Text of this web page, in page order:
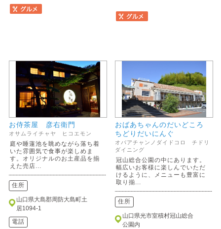
お侍茶屋 彦右衛門
オサムライチャヤ ヒコエモン
庭や睡蓮池を眺めながら落ち着
いた雰囲気で食事が楽しめま
す。オリジナルのお土産品を揃
えた売店...
住所
山口県大島郡周防大島町土
居1094-1
電話
おばあちゃんのだいどころ
ちどりだいにんぐ
オバアチャンノダイドコロ チドリ
ダイニング
冠山総合公園の中にあります。
幅広いお客様に楽しんでいただ
けるように、メニューも豊富に
取り揃...
住所
山口県光市室積村冠山総合
公園内